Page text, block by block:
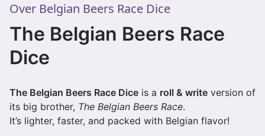
Over Belgian Beers Race Dice
The Belgian Beers Race
Dice
The Belgian Beers Race Dice is a roll & write version of
its big brother, The Belgian Beers Race.
It’s lighter, faster, and packed with Belgian flavor!